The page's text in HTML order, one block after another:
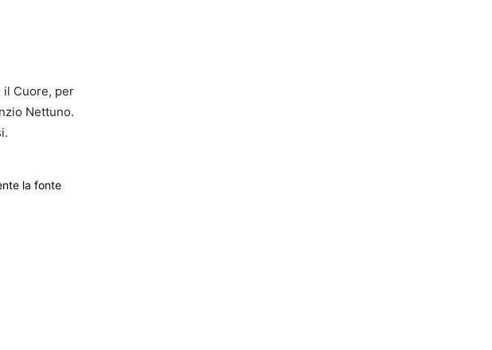
il Cuore, per
Nettuno.
la fonte